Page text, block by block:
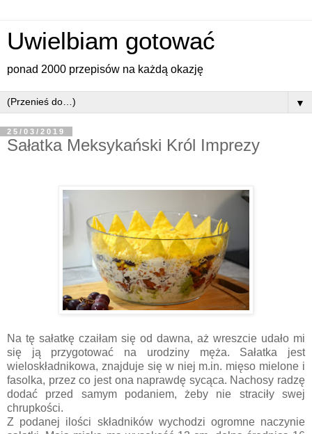
Uwielbiam gotować
ponad 2000 przepisów na każdą okazję
▼
25/03/2019
Sałatka Meksykański Król Imprezy
Na tę sałatkę czaiłam się od dawna, aż wreszcie udało mi
się ją przygotować na urodziny męża. Sałatka jest
wieloskładnikowa, znajduje się w niej m.in. mięso mielone i
fasolka, przez co jest ona naprawdę sycąca. Nachosy radzę
dodać przed samym podaniem, żeby nie straciły swej
chrupkości.
Z podanej ilości składników wychodzi ogromne naczynie